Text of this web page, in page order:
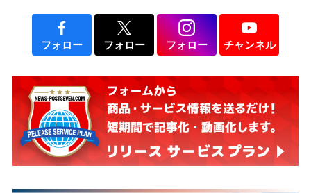
フォロー フォロー フォロー チャンネル